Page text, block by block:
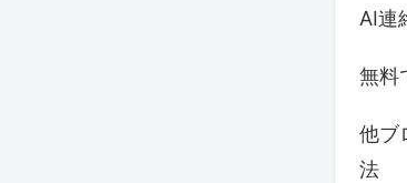
AI連
無料
他ブ
法